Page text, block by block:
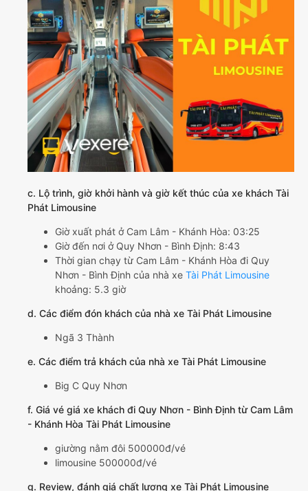
c. Lộ trình, giờ khởi hành và giờ kết thúc của xe khách Tài
Phát Limousine
Giờ xuất phát ở Cam Lâm - Khánh Hòa: 03:25
Giờ đến nơi ở Quy Nhơn - Bình Định: 8:43
Thời gian chạy từ Cam Lâm - Khánh Hòa đi Quy
Nhơn - Bình Định của nhà xe Tài Phát Limousine
khoảng: 5.3 giờ
d. Các điểm đón khách của nhà xe Tài Phát Limousine
Ngã 3 Thành
e. Các điểm trả khách của nhà xe Tài Phát Limousine
Big C Quy Nhơn
f. Giá vé giá xe khách đi Quy Nhơn - Bình Định từ Cam Lâm
- Khánh Hòa Tài Phát Limousine
giường nằm đôi 500000đ/vé
limousine 500000đ/vé
g. Review, đánh giá chất lượng xe Tài Phát Limousine